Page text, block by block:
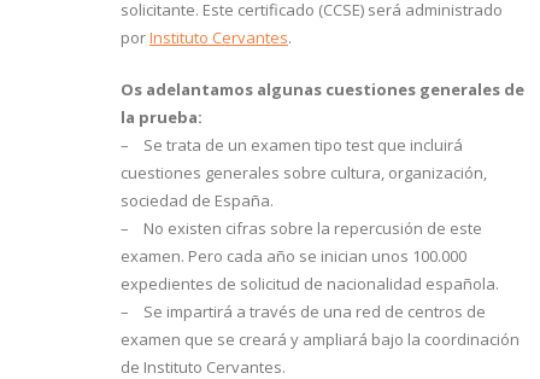
solicitante. Este certificado (CCSE) será administrado
porInstituto Cervantes.
Os adelantamos algunas cuestiones generales de
la prueba:
– Se trata de un examen tipo test que incluirá
cuestiones generales sobre cultura, organización,
sociedad de España.
– No existen cifras sobre la repercusión de este
examen. Pero cada año se inician unos 100.000
expedientes de solicitud de nacionalidad española.
– Se impartirá a través de una red de centros de
examen que se creará y ampliará bajo la coordinación
de Instituto Cervantes.